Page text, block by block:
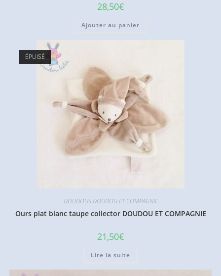
28,50€
Ajouter au panier
ÉPUISÉ
DOUDOUS DOUDOU ET COMPAGNIE
Ours plat blanc taupe collector DOUDOU ET COMPAGNIE
21,50€
Lire la suite